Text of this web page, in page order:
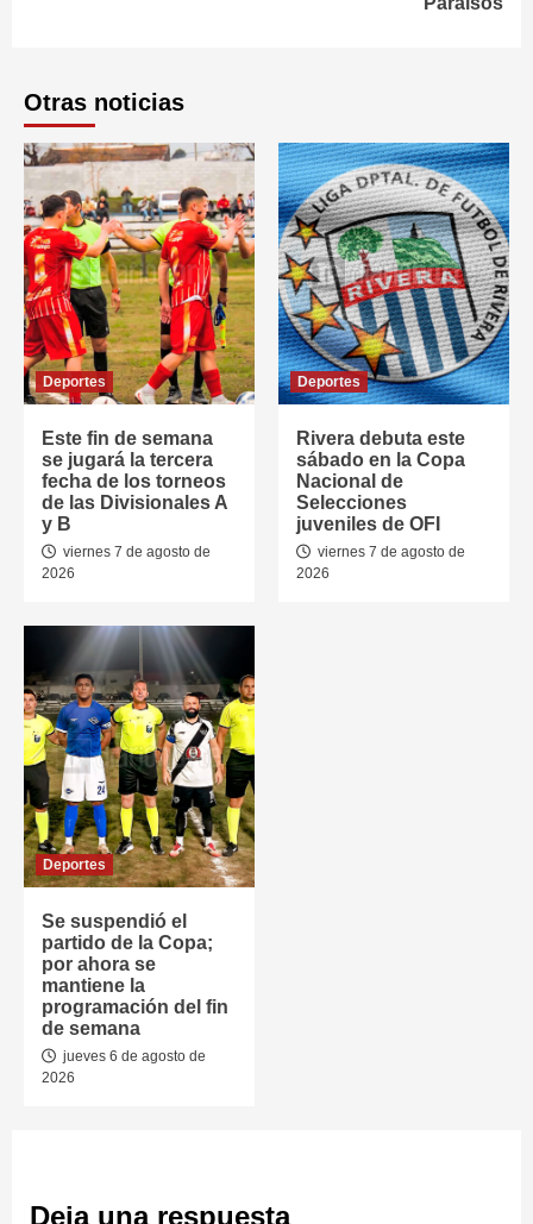
Otras noticias
Deportes
Este fin de semana
se jugará la tercera
fecha de los torneos
de las Divisionales A
y B
viernes 7 de agosto de
2026
Deportes
Rivera debuta este
sábado en la Copa
Nacional de
Selecciones
juveniles de OFI
viernes 7 de agosto de
2026
Deportes
Se suspendió el
partido de la Copa;
por ahora se
mantiene la
programación del fin
de semana
jueves 6 de agosto de
2026
Deja una respuesta